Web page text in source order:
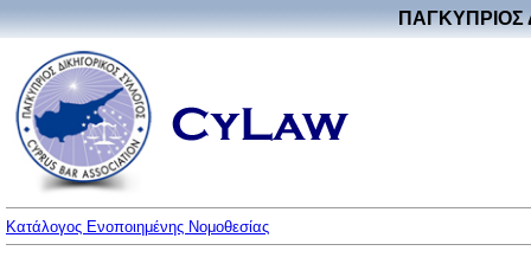
ΠΑΓΚΥΠΡΙΟΣ
Κατάλογος Ενοποιημένης Νομοθεσίας